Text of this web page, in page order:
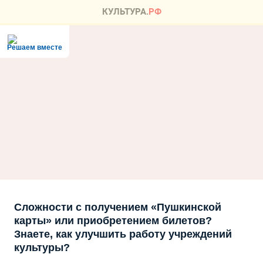
Решаем вместе
Сложности с получением «Пушкинской
карты» или приобретением билетов?
Знаете, как улучшить работу учреждений
культуры?